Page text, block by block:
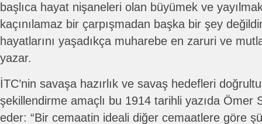
başlıca hayat nişaneleri olan büyümek ve
kaçınılamaz bir çarpışmadan başka bir şey
hayatlarını yaşadıkça muharebe en zaruri ve
yazar.
İTC’nin savaşa hazırlık ve savaş hedefleri
şekillendirme amaçlı bu 1914 tarihli yazıda Ömer
eder: “Bir cemaatin ideali diğer cemaatlere göre